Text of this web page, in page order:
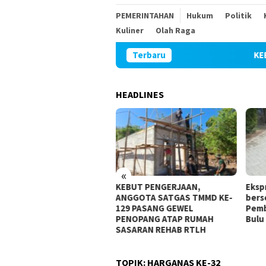
PEMERINTAHAN Hukum Politik
Kuliner
Olah Raga
Terbaru KEBUT
HEADLINES
«
Ekspresi Girang Balita
bersepeda Diatas Paving
Pembangunan TMMD 129
Bulu Lor
TOPIK: HARGANAS KE-32